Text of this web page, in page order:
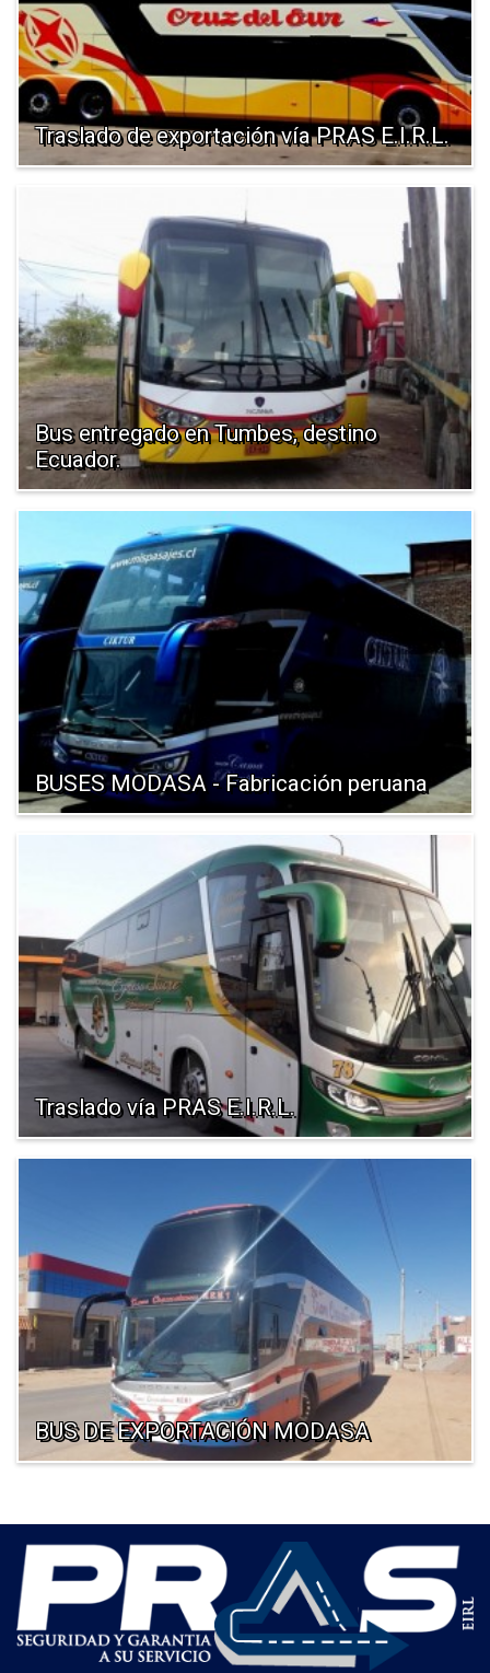
Traslado de exportación vía PRAS E.I.R.L.
Bus entregado en Tumbes, destino
Ecuador.
BUSES MODASA - Fabricación peruana
Traslado vía PRAS E.I.R.L.
BUS DE EXPORTACIÓN MODASA